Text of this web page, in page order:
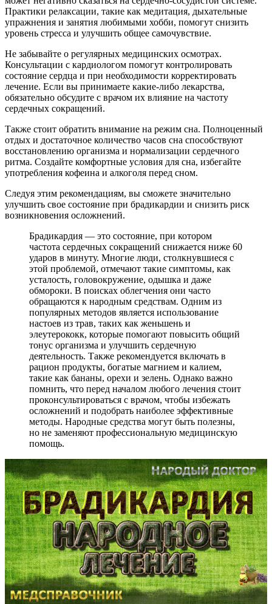
Практики релаксации, такие как медитация, дыхательные
упражнения и занятия любимыми хобби, помогут снизить
уровень стресса и улучшить общее самочувствие.
Не забывайте о регулярных медицинских осмотрах.
Консультации с кардиологом помогут контролировать
состояние сердца и при необходимости корректировать
лечение. Если вы принимаете какие-либо лекарства,
обязательно обсудите с врачом их влияние на частоту
сердечных сокращений.
Также стоит обратить внимание на режим сна. Полноценный
отдых и достаточное количество часов сна способствуют
восстановлению организма и нормализации сердечного
ритма. Создайте комфортные условия для сна, избегайте
употребления кофеина и алкоголя перед сном.
Следуя этим рекомендациям, вы сможете значительно
улучшить свое состояние при брадикардии и снизить риск
возникновения осложнений.
Брадикардия — это состояние, при котором
частота сердечных сокращений снижается ниже 60
ударов в минуту. Многие люди, столкнувшиеся с
этой проблемой, отмечают такие симптомы, как
усталость, головокружение, одышка и даже
обмороки. В поисках облегчения они часто
обращаются к народным средствам. Одним из
популярных методов является использование
настоев из трав, таких как женьшень и
элеутерококк, которые помогают повысить общий
тонус организма и улучшить сердечную
деятельность. Также рекомендуется включать в
рацион продукты, богатые магнием и калием,
такие как бананы, орехи и зелень. Однако важно
помнить, что перед началом любого лечения стоит
проконсультироваться с врачом, чтобы избежать
осложнений и подобрать наиболее эффективные
методы. Народные средства могут быть полезны,
но не заменяют профессиональную медицинскую
помощь.